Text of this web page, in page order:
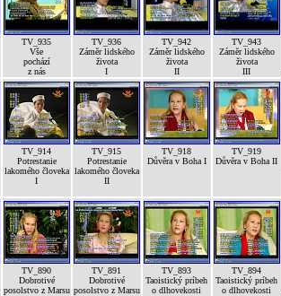
TV_935
Vše
pochází
z nás
TV_936
Záměr lidského
života
I
TV_942
Záměr lidského
života
II
TV_943
Záměr lidského
života
III
TV_914
Potrestanie
lakomého človeka
I
TV_915
Potrestanie
lakomého človeka
II
TV_918
Důvěra v Boha I
TV_919
Důvěra v Boha II
TV_890
Dobrotivé
posolstvo z Marsu
TV_891
Dobrotivé
posolstvo z Marsu
TV_893
Taoistický príbeh
o dlhovekosti
TV_894
Taoistický príbeh
o dlhovekosti